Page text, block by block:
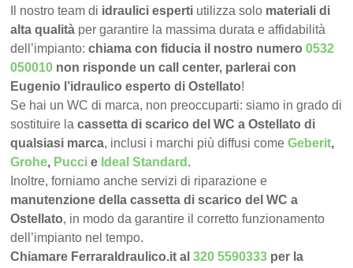
Il nostro team di idraulici esperti utilizza solo materiali di
alta qualità per garantire la massima durata e affidabilità
dell’impianto:chiama con fiducia il nostro numero0532
050010 non risponde un call center, parlerai con
Eugenio l’idraulico esperto di Ostellato!
Se hai un WC di marca, non preoccuparti: siamo in grado di
sostituire lacassetta di scarico del WC a Ostellato di
qualsiasi marca, inclusi i marchi più diffusi comeGeberit,
Grohe, Pucci e Ideal Standard .
Inoltre, forniamo anche servizi di riparazione e
manutenzione della cassetta di scarico del WC a
Ostellato, in modo da garantire il corretto funzionamento
dell’impianto nel tempo.
Chiamare FerraraIdraulico.it al320 5590333 per la